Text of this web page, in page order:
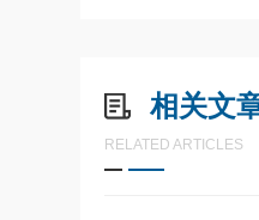
相关文
RELATED ARTICLES